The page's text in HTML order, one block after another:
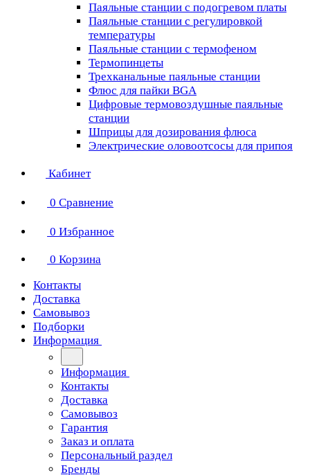
Паяльные станции с подогревом платы
Паяльные станции с регулировкой
температуры
Паяльные станции с термофеном
Термопинцеты
Трехканальные паяльные станции
Флюс для пайки BGA
Цифровые термовоздушные паяльные
станции
Шприцы для дозирования флюса
Электрические оловоотсосы для припоя
Кабинет
0 Сравнение
0 Избранное
0 Корзина
Контакты
Доставка
Самовывоз
Подборки
Информация
Информация
Контакты
Доставка
Самовывоз
Гарантия
Заказ и оплата
Персональный раздел
Бренды